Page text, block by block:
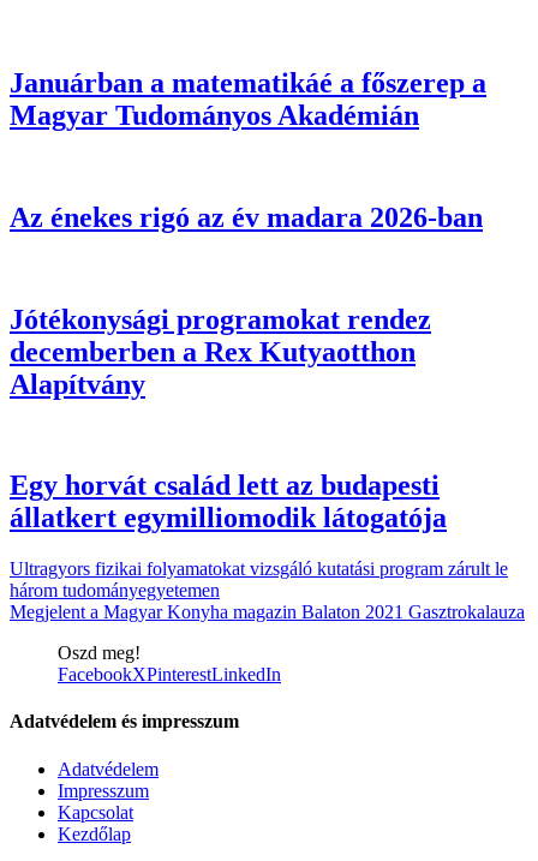
Januárban a matematikáé a főszerep a
Magyar Tudományos Akadémián
Az énekes rigó az év madara 2026-ban
Jótékonysági programokat rendez
decemberben a Rex Kutyaotthon
Alapítvány
Egy horvát család lett az budapesti
állatkert egymilliomodik látogatója
Ultragyors fizikai folyamatokat vizsgáló kutatási program zárult le
három tudományegyetemen
Megjelent a Magyar Konyha magazin Balaton 2021 Gasztrokalauza
Oszd meg!
FacebookXPinterestLinkedIn
Adatvédelem és impresszum
Adatvédelem
Impresszum
Kapcsolat
Kezdőlap